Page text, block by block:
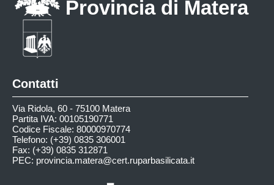
Provincia di Matera
Contatti
Via Ridola, 60 - 75100 Matera
Partita IVA: 00105190771
Codice Fiscale: 80000970774
Telefono: (+39) 0835 306001
Fax: (+39) 0835 312871
PEC: provincia.matera@cert.ruparbasilicata.it